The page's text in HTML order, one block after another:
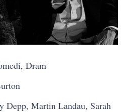
Dram
Depp, Martin Landau, Sarah